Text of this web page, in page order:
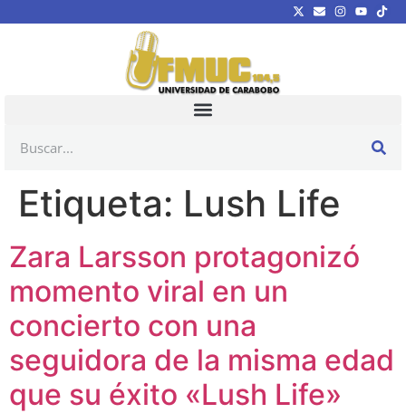
Etiqueta: Lush Life
Zara Larsson protagonizó
momento viral en un
concierto con una
seguidora de la misma edad
que su éxito «Lush Life»